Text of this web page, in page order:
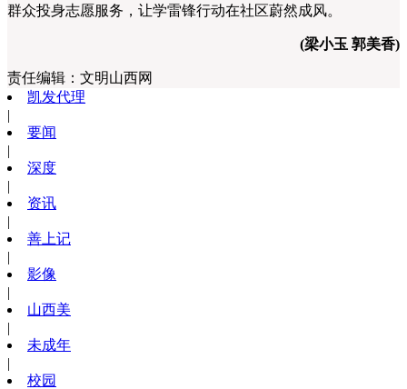
群众投身志愿服务，让学雷锋行动在社区蔚然成风。
(梁小玉 郭美香)
责任编辑： 文明山西网
凯发代理
|
要闻
|
深度
|
资讯
|
善上记
|
影像
|
山西美
|
未成年
|
校园